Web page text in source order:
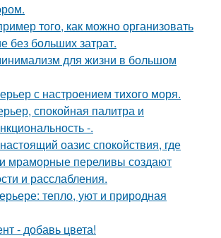
того, как можно организовать
без больших затрат.
для жизни в большом
с настроением тихого моря.
спокойная палитра и
-.
оазис спокойствия, где
мраморные переливы создают
и расслабления.
тепло, уют и природная
- добавь цвета!